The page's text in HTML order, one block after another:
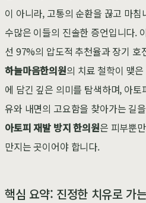
이 아니라, 고통의 순환을 끊고 마
수많은 이들의 진솔한 증언입니다.
선 97%의 압도적 추천율과 장기 호
하늘마음한의원의 치료 철학이 맺
에 담긴 깊은 의미를 탐색하며, 아
유와 내면의 고요함을 찾아가는 길
아토피 재발 방지 한의원은 피부뿐
만지는 곳이어야 합니다.
핵심 요약: 진정한 치유로 가